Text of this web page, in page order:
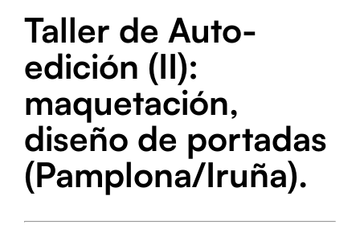
Taller de Auto-
edición (II):
maquetación,
diseño de portadas
(Pamplona/Iruña).